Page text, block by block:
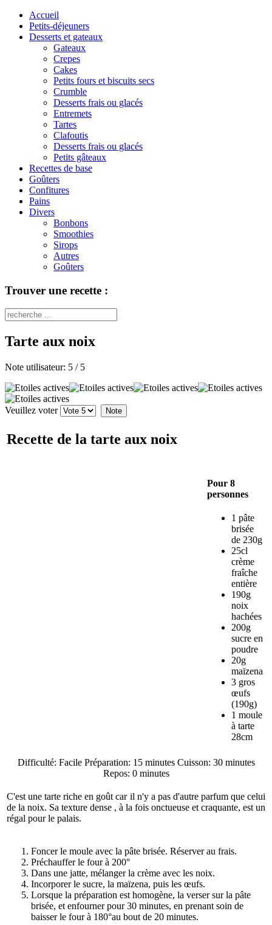
Accueil
Petits-déjeuners
Desserts et gateaux
Gateaux
Crepes
Cakes
Petits fours et biscuits secs
Crumble
Desserts frais ou glacés
Entremets
Tartes
Clafoutis
Desserts frais ou glacés
Petits gâteaux
Recettes de base
Goûters
Confitures
Pains
Divers
Bonbons
Smoothies
Sirops
Autres
Goûters
Trouver une recette :
Tarte aux noix
Note utilisateur: 5 / 5
Veuillez voter
Recette de la tarte aux noix
Pour 8
personnes
1 pâte
brisée
de 230g
25cl
crème
fraîche
entière
190g
noix
hachées
200g
sucre en
poudre
20g
maïzena
3 gros
œufs
(190g)
1 moule
à tarte
28cm
Difficulté: Facile Préparation: 15 minutes Cuisson: 30 minutes
Repos: 0 minutes
C'est une tarte riche en goût car il n'y a pas d'autre parfum que celui
de la noix. Sa texture dense , à la fois onctueuse et craquante, est un
régal pour le palais.
Foncer le moule avec la pâte brisée. Réserver au frais.
Préchauffer le four à 200°
Dans une jatte, mélanger la crème avec les noix.
Incorporer le sucre, la maïzena, puis les œufs.
Lorsque la préparation est homogène, la verser sur la pâte
brisée, et enfourner pour 30 minutes, en prenant soin de
baisser le four à 180°au bout de 20 minutes.